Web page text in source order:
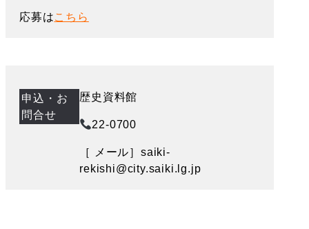
応募はこちら
申込・お
問合せ
歴史資料館
22-0700
［ メール］saiki-
rekishi@city.saiki.lg.jp